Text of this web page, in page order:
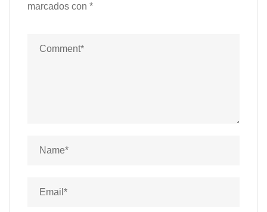
marcados con *